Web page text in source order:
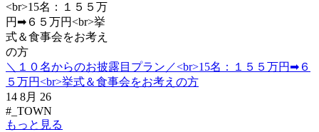
＼１０名からのお披露目プラン／<br>15名：１５５万円➡６
５万円<br>挙式＆食事会をお考えの方
14 8月 26
#_TOWN
もっと見る